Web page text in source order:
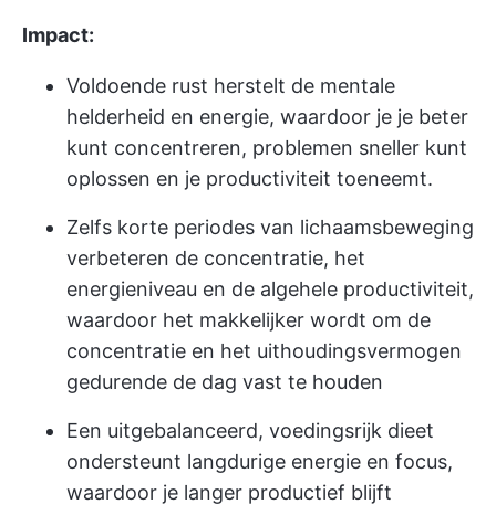
Impact:
Voldoende rust herstelt de mentale
helderheid en energie, waardoor je je beter
kunt concentreren, problemen sneller kunt
oplossen en je productiviteit toeneemt.
Zelfs korte periodes van lichaamsbeweging
verbeteren de concentratie, het
energieniveau en de algehele productiviteit,
waardoor het makkelijker wordt om de
concentratie en het uithoudingsvermogen
gedurende de dag vast te houden
Een uitgebalanceerd, voedingsrijk dieet
ondersteunt langdurige energie en focus,
waardoor je langer productief blijft